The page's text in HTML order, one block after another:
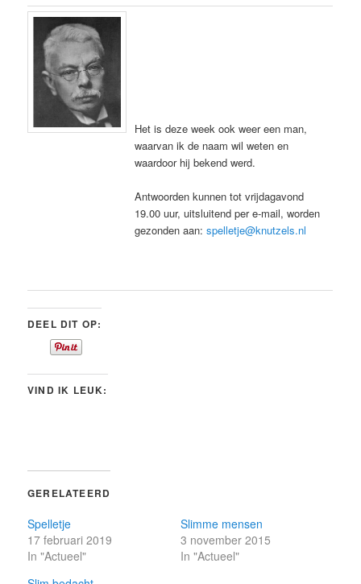
Het is deze week ook weer een man,
waarvan ik de naam wil weten en
waardoor hij bekend werd.
Antwoorden kunnen tot vrijdagavond
19.00 uur, uitsluitend per e-mail, worden
gezonden aan:spelletje@knutzels.nl
DEEL DIT OP:
VIND IK LEUK:
GERELATEERD
Spelletje
17 februari 2019
In "Actueel"
Slimme mensen
3 november 2015
In "Actueel"